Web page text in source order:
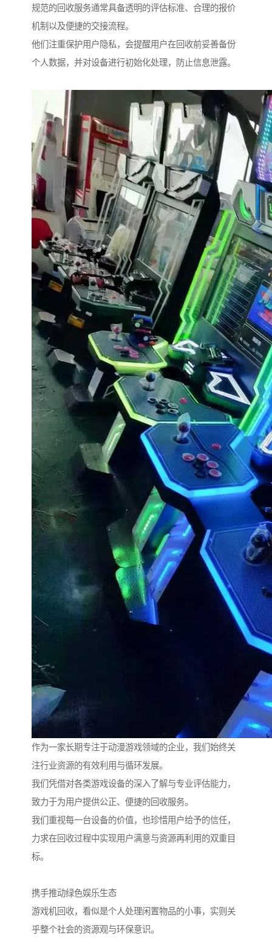
规范的回收服务通常具备透明的评估标准、合理的报价
机制以及便捷的交接流程。
他们注重保护用户隐私，会提醒用户在回收前妥善备份
个人数据，并对设备进行初始化处理，防止信息泄露。
作为一家长期专注于动漫游戏领域的企业，我们始终关
注行业资源的有效利用与循环发展。
我们凭借对各类游戏设备的深入了解与专业评估能力，
致力于为用户提供公正、便捷的回收服务。
我们重视每一台设备的价值，也珍惜用户给予的信任，
力求在回收过程中实现用户满意与资源再利用的双重目
标。
携手推动绿色娱乐生态
游戏机回收，看似是个人处理闲置物品的小事，实则关
乎整个社会的资源观与环保意识。